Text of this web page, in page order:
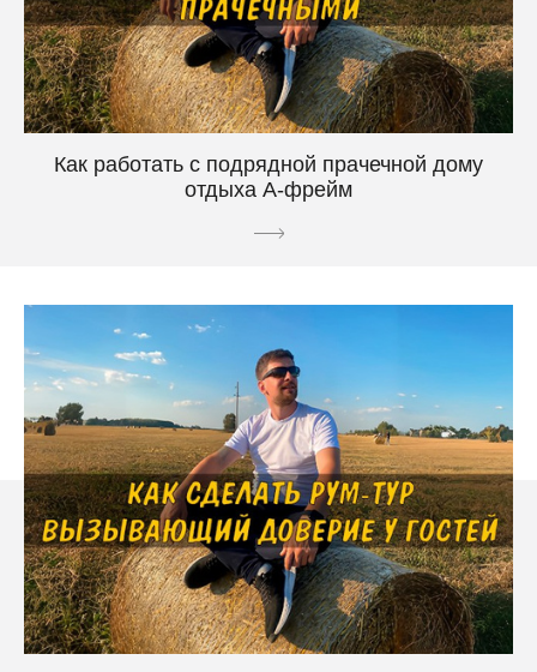
Как работать с подрядной прачечной дому
отдыха А-фрейм